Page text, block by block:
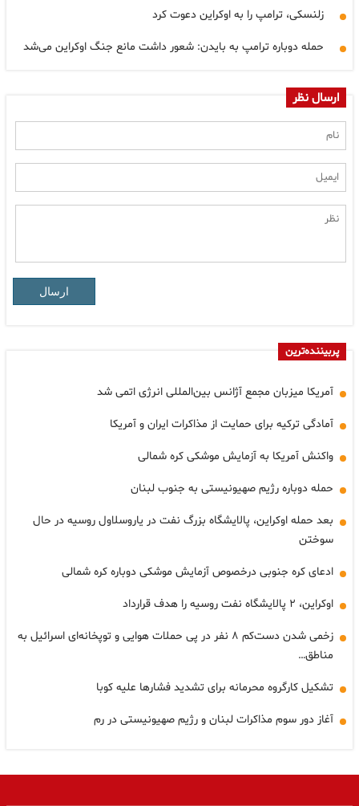
زلنسکی، ترامپ را به اوکراین دعوت کرد
حمله دوباره ترامپ به بایدن: شعور داشت مانع جنگ اوکراین می‌شد
ارسال نظر
ارسال
پربیننده‌ترین
آمریکا میزبان مجمع آژانس بین‌المللی انرژی اتمی شد
آمادگی ترکیه برای حمایت از مذاکرات ایران و آمریکا
واکنش آمریکا به آزمایش موشکی کره شمالی
حمله دوباره رژیم صهیونیستی به جنوب لبنان
بعد حمله اوکراین، پالایشگاه بزرگ نفت در یاروسلاول روسیه در حال
سوختن
ادعای کره جنوبی درخصوص آزمایش موشکی دوباره کره شمالی
اوکراین، ۲ پالایشگاه نفت روسیه را هدف قرارداد
زخمی شدن دست‌کم ۸ نفر در پی حملات هوایی و توپخانه‌ای اسرائیل به
مناطق…
تشکیل کارگروه محرمانه برای تشدید فشارها علیه کوبا
آغاز دور سوم مذاکرات لبنان و رژیم صهیونیستی در رم